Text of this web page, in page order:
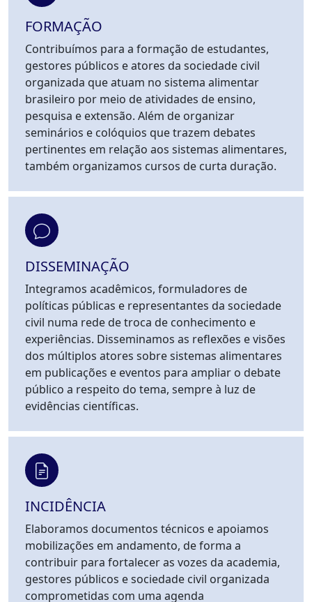
FORMAÇÃO
Contribuímos para a formação de estudantes,
gestores públicos e atores da sociedade civil
organizada que atuam no sistema alimentar
brasileiro por meio de atividades de ensino,
pesquisa e extensão. Além de organizar
seminários e colóquios que trazem debates
pertinentes em relação aos sistemas alimentares,
também organizamos cursos de curta duração.
DISSEMINAÇÃO
Integramos acadêmicos, formuladores de
políticas públicas e representantes da sociedade
civil numa rede de troca de conhecimento e
experiências. Disseminamos as reflexões e visões
dos múltiplos atores sobre sistemas alimentares
em publicações e eventos para ampliar o debate
público a respeito do tema, sempre à luz de
evidências científicas.
INCIDÊNCIA
Elaboramos documentos técnicos e apoiamos
mobilizações em andamento, de forma a
contribuir para fortalecer as vozes da academia,
gestores públicos e sociedade civil organizada
comprometidas com uma agenda